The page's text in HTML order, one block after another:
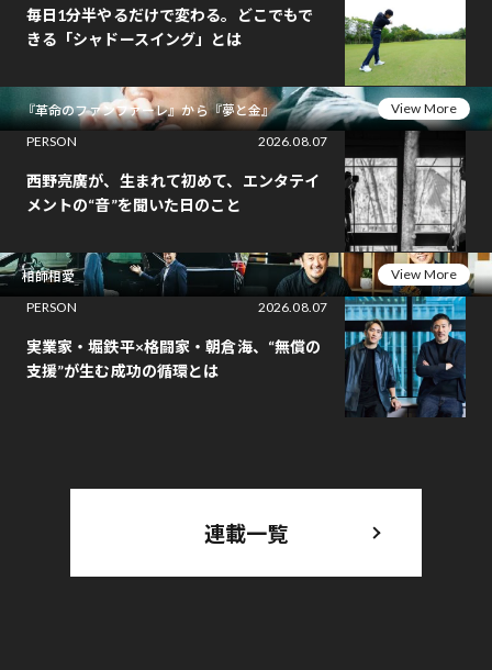
毎日1分半やるだけで変わる。どこでもで
きる「シャドースイング」とは
『革命のファンファーレ』から『夢と金』
View More
PERSON
2026.08.07
西野亮廣が、生まれて初めて、エンタテイ
メントの“音”を聞いた日のこと
相師相愛
View More
PERSON
2026.08.07
実業家・堀鉄平×格闘家・朝倉海、“無償の
支援”が生む成功の循環とは
連載一覧